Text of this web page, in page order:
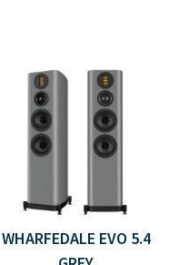
WHARFEDALE EVO 5.4